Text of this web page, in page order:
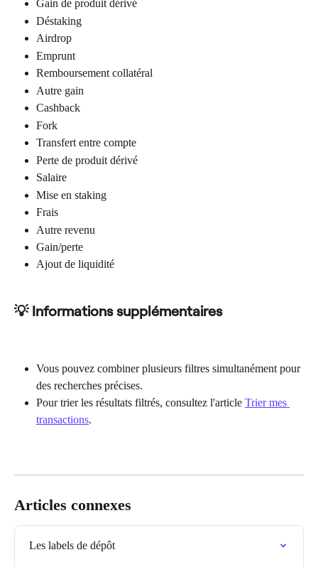
Gain de produit dérivé
Déstaking
Airdrop
Emprunt
Remboursement collatéral
Autre gain
Cashback
Fork
Transfert entre compte
Perte de produit dérivé
Salaire
Mise en staking
Frais
Autre revenu
Gain/perte
Ajout de liquidité
💡 Informations supplémentaires
Vous pouvez combiner plusieurs filtres simultanément pour
des recherches précises.
Pour trier les résultats filtrés, consultez l'article Trier mes
transactions.
Articles connexes
Les labels de dépôt